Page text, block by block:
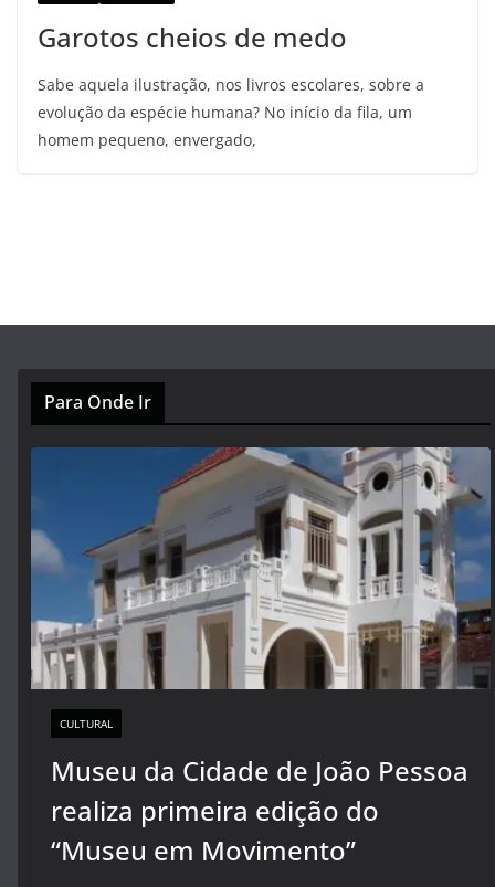
Garotos cheios de medo
Sabe aquela ilustração, nos livros escolares, sobre a
evolução da espécie humana? No início da fila, um
homem pequeno, envergado,
Para Onde Ir
CULTURAL
Museu da Cidade de João Pessoa
realiza primeira edição do
“Museu em Movimento”